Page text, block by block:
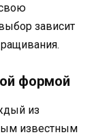
зависит
формой
из
известным